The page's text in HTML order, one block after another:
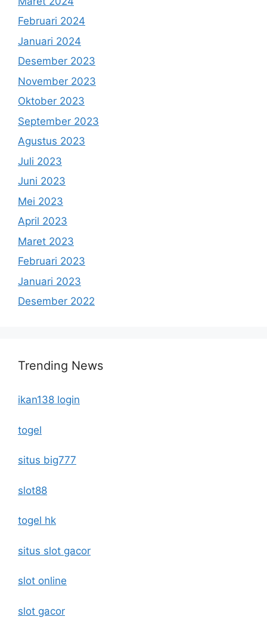
Februari 2024
Januari 2024
Desember 2023
November 2023
Oktober 2023
September 2023
Agustus 2023
Juli 2023
Juni 2023
Mei 2023
April 2023
Maret 2023
Februari 2023
Januari 2023
Desember 2022
Trending News
ikan138 login
togel
situs big777
slot88
togel hk
situs slot gacor
slot online
slot gacor